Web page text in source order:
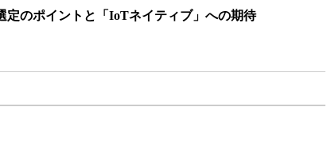
定のポイントと「IoTネイティブ」への期待